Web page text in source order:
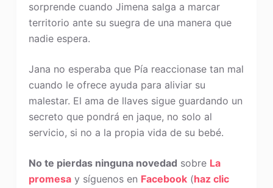
sorprende cuando Jimena salga a marcar
territorio ante su suegra de una manera que
nadie espera.
Jana no esperaba que Pía reaccionase tan mal
cuando le ofrece ayuda para aliviar su
malestar. El ama de llaves sigue guardando un
secreto que pondrá en jaque, no solo al
servicio, si no a la propia vida de su bebé.
No te pierdas ninguna novedad sobre La
promesay síguenos en Facebook(haz clic